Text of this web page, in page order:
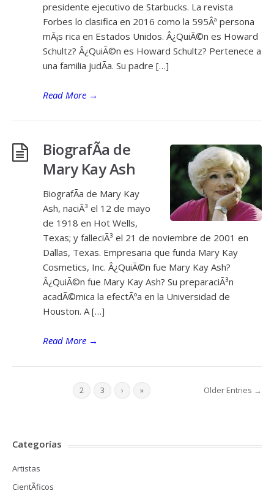
presidente ejecutivo de Starbucks. La revista
Forbes lo clasifica en 2016 como la 595Âª persona
mÃ¡s rica en Estados Unidos. Â¿QuiÃ©n es Howard
Schultz? Â¿QuiÃ©n es Howard Schultz? Pertenece a
una familia judÃ­a. Su padre […]
Read More →
BiografÃ­a de
Mary Kay Ash
BiografÃ­a de Mary Kay
Ash, naciÃ³ el 12 de mayo
de 1918 en Hot Wells,
Texas; y falleciÃ³ el 21 de noviembre de 2001 en
Dallas, Texas. Empresaria que funda Mary Kay
Cosmetics, Inc. Â¿QuiÃ©n fue Mary Kay Ash?
Â¿QuiÃ©n fue Mary Kay Ash? Su preparaciÃ³n
acadÃ©mica la efectÃºa en la Universidad de
Houston. A […]
Read More →
2 3 › » Older Entries →
Categorías
Artistas
CientÃ­ficos